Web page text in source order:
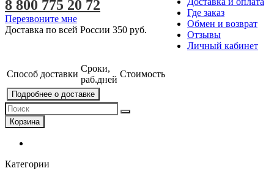
Где заказ
Обмен и возврат
Отзывы
Личный кабинет
8 800 775 20 72
Перезвоните мне
Доставка по всей России 350 руб.
Способ доставки
Сроки,
раб.дней
Стоимость
Подробнее о доставке
Корзина
Категории